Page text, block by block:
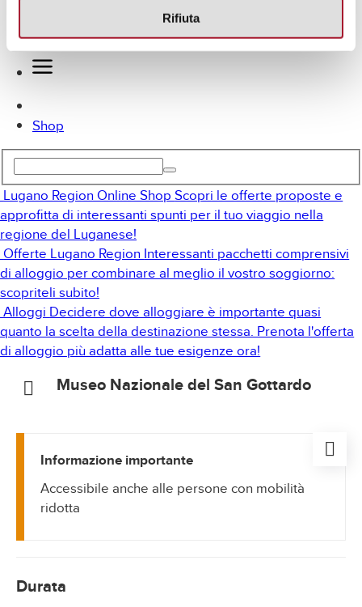
Rifiuta
Shop
Lugano Region Online ShopScopri le offerte proposte e
approfitta di interessanti spunti per il tuo viaggio nella
regione del Luganese!
Offerte Lugano Region Interessanti pacchetti comprensivi
di alloggio per combinare al meglio il vostro soggiorno:
scopriteli subito!
Alloggi Decidere dove alloggiare è importante quasi
quanto la scelta della destinazione stessa. Prenota l'offerta
di alloggio più adatta alle tue esigenze ora!
Museo Nazionale del San Gottardo
Informazione importante
Accessibile anche alle persone con mobilità
ridotta
Durata